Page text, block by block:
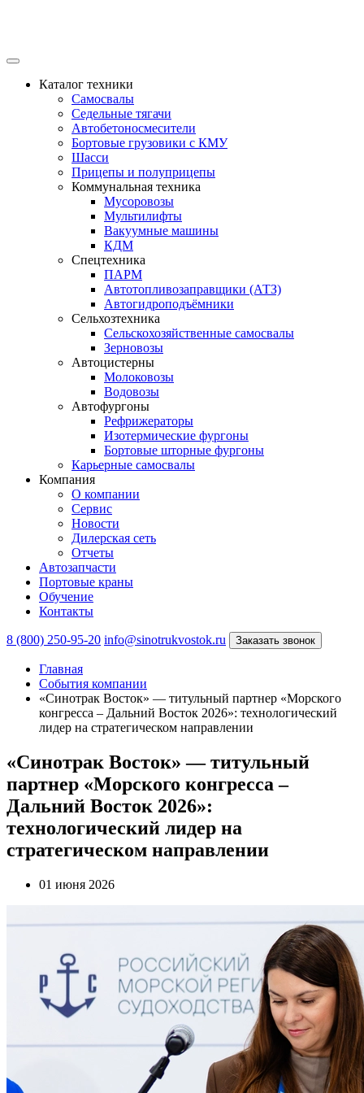
Каталог техники
Самосвалы
Седельные тягачи
Автобетоносмесители
Бортовые грузовики с КМУ
Шасси
Прицепы и полуприцепы
Коммунальная техника
Мусоровозы
Мультилифты
Вакуумные машины
КДМ
Спецтехника
ПАРМ
Автотопливозаправщики (АТЗ)
Автогидроподъёмники
Сельхозтехника
Сельскохозяйственные самосвалы
Зерновозы
Автоцистерны
Молоковозы
Водовозы
Автофургоны
Рефрижераторы
Изотермические фургоны
Бортовые шторные фургоны
Карьерные самосвалы
Компания
О компании
Сервис
Новости
Дилерская сеть
Отчеты
Автозапчасти
Портовые краны
Обучение
Контакты
8 (800) 250-95-20 info@sinotrukvostok.ru Заказать звонок
Главная
События компании
«Синотрак Восток» — титульный партнер «Морского
конгресса – Дальний Восток 2026»: технологический
лидер на стратегическом направлении
«Синотрак Восток» — титульный
партнер «Морского конгресса –
Дальний Восток 2026»:
технологический лидер на
стратегическом направлении
01 июня 2026